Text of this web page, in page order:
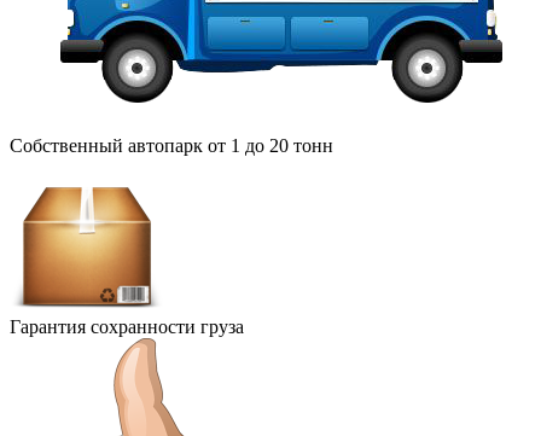
Собственный автопарк от 1 до 20 тонн
Гарантия сохранности груза